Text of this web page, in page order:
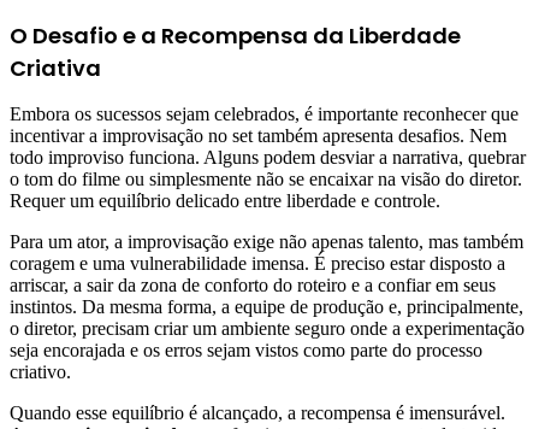
O Desafio e a Recompensa da Liberdade
Criativa
Embora os sucessos sejam celebrados, é importante reconhecer que
incentivar a improvisação no set também apresenta desafios. Nem
todo improviso funciona. Alguns podem desviar a narrativa, quebrar
o tom do filme ou simplesmente não se encaixar na visão do diretor.
Requer um equilíbrio delicado entre liberdade e controle.
Para um ator, a improvisação exige não apenas talento, mas também
coragem e uma vulnerabilidade imensa. É preciso estar disposto a
arriscar, a sair da zona de conforto do roteiro e a confiar em seus
instintos. Da mesma forma, a equipe de produção e, principalmente,
o diretor, precisam criar um ambiente seguro onde a experimentação
seja encorajada e os erros sejam vistos como parte do processo
criativo.
Quando esse equilíbrio é alcançado, a recompensa é imensurável.